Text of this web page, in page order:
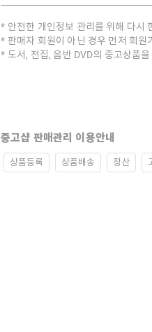
안전한 개인정보 관리를 위해 다시
판매자 회원이 아닌 경우 먼저 회원
도서, 전집, 음반 DVD의 중고상품
중고샵 판매관리 이용안내
상품등록 상품배송 정산